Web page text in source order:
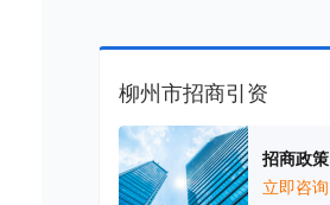
柳州市招商引资
招商政策
立即咨询